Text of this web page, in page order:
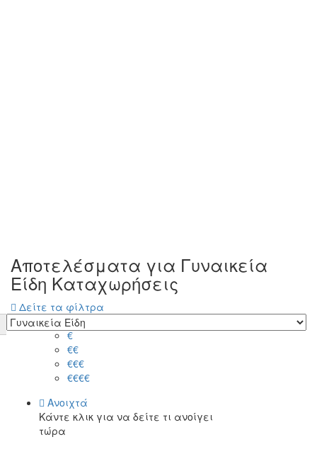
Αποτελέσματα για Γυναικεία
Είδη Καταχωρήσεις
Δείτε τα φίλτρα
Τιμή
€
€€
€€€
€€€€
Ανοιχτά
Κάντε κλικ για να δείτε τι ανοίγει
τώρα